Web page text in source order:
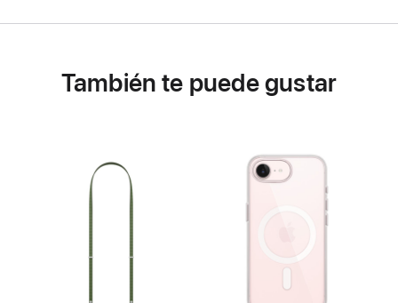
También te puede gustar